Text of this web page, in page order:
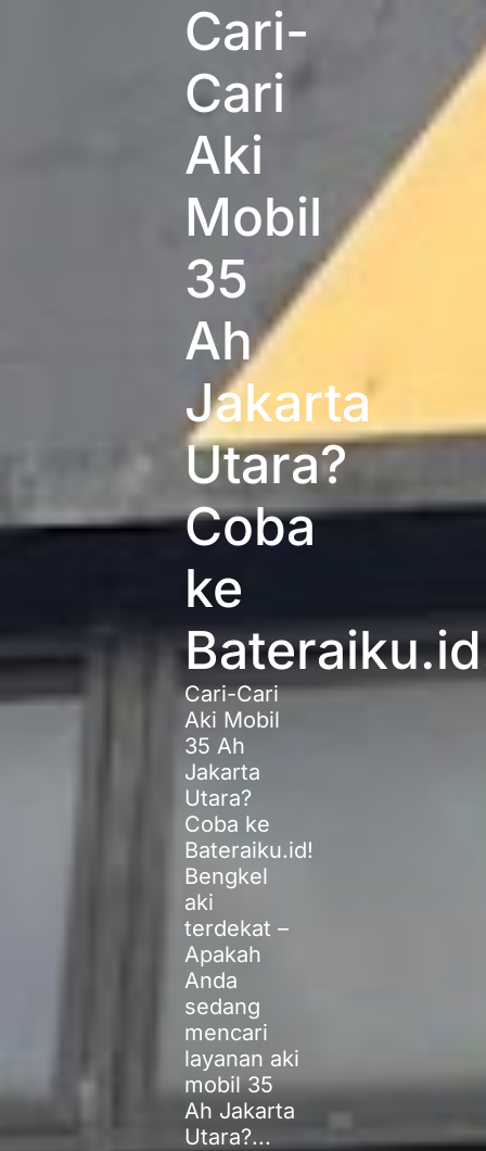
Cari-
Cari
Aki
Mobil
35
Ah
Jakarta
Utara?
Coba
ke
Cari-Cari
Aki Mobil
35 Ah
Jakarta
Utara?
Coba ke
Bateraiku.id!
Bengkel
aki
terdekat –
Apakah
Anda
sedang
mencari
layanan aki
mobil 35
Ah Jakarta
Utara?...